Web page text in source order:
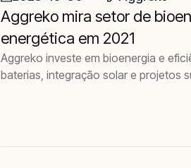
Aggreko mira setor de
energética em 2021
Aggreko investe em bioenergia e
baterias, integração solar e projetos